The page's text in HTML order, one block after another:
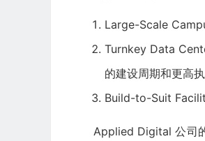
Large-Scale
Turnkey Data
的建设周期和更高
Build-to-Suit
Applied Digital 公司